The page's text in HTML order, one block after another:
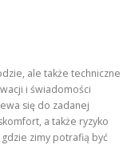
ale także techniczne
i świadomości
się do zadanej
a także ryzyko
zimy potrafią być